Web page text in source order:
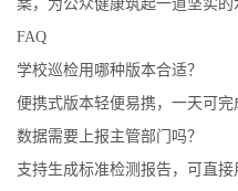
案，为公众健康筑起一道坚实的
FAQ
学校巡检用哪种版本合适？
便携式版本轻便易携，一天可
数据需要上报主管部门吗？
支持生成标准检测报告，可直